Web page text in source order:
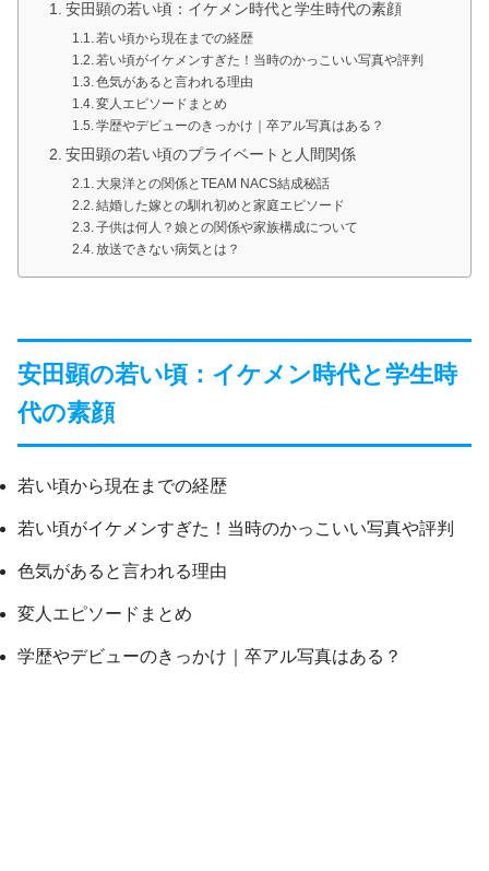
安田顕の若い頃：イケメン時代と学生時代の素顔
若い頃から現在までの経歴
若い頃がイケメンすぎた！当時のかっこいい写真や評判
色気があると言われる理由
変人エピソードまとめ
学歴やデビューのきっかけ｜卒アル写真はある？
安田顕の若い頃のプライベートと人間関係
大泉洋との関係とTEAM NACS結成秘話
結婚した嫁との馴れ初めと家庭エピソード
子供は何人？娘との関係や家族構成について
放送できない病気とは？
安田顕の若い頃：イケメン時代と学生時
代の素顔
若い頃から現在までの経歴
若い頃がイケメンすぎた！当時のかっこいい写真や評判
色気があると言われる理由
変人エピソードまとめ
学歴やデビューのきっかけ｜卒アル写真はある？